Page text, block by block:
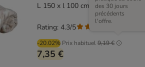
L 150 x l 100 cm, beige
-20.02% Prix habituel9,19 €
des 30 jours
précédents
l'offre.
7,35 €
Rating: 4.3/5